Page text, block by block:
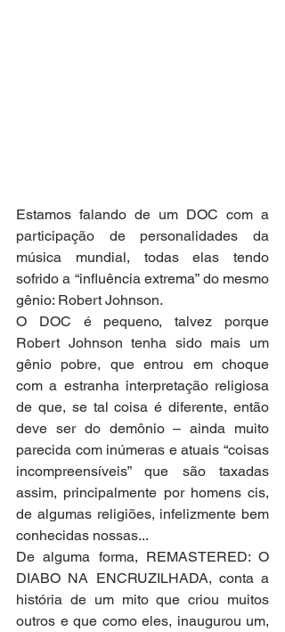
Estamos falando de um DOC com a
participação de personalidades da
música mundial, todas elas tendo
sofrido a “influência extrema” do mesmo
gênio: Robert Johnson.
O DOC é pequeno, talvez porque
Robert Johnson tenha sido mais um
gênio pobre, que entrou em choque
com a estranha interpretação religiosa
de que, se tal coisa é diferente, então
deve ser do demônio – ainda muito
parecida com inúmeras e atuais “coisas
incompreensíveis” que são taxadas
assim, principalmente por homens cis,
de algumas religiões, infelizmente bem
conhecidas nossas...
De alguma forma, REMASTERED: O
DIABO NA ENCRUZILHADA, conta a
história de um mito que criou muitos
outros e que como eles, inaugurou um,